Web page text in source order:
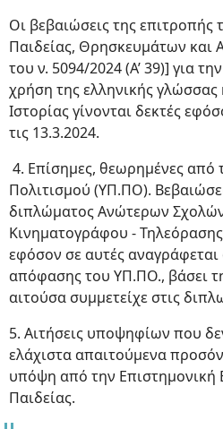
Οι βεβαιώσεις της επιτροπής
Παιδείας, Θρησκευμάτων και
του ν. 5094/2024 (Α’ 39)] για
χρήση της ελληνικής γλώσσας
Ιστορίας γίνονται δεκτές
τις 13.3.2024.
4. Επίσημες, θεωρημένες από
Πολιτισμού (ΥΠ.ΠΟ).
διπλώματος Ανώτερων
Κινηματογράφου -
εφόσον σε αυτές αναγράφεται
απόφασης του ΥΠ.ΠΟ., βάσει
αιτούσα συμμετείχε στις
5. Αιτήσεις υποψηφίων που
ελάχιστα απαιτούμενα
υπόψη από την Επιστημονική
Παιδείας.